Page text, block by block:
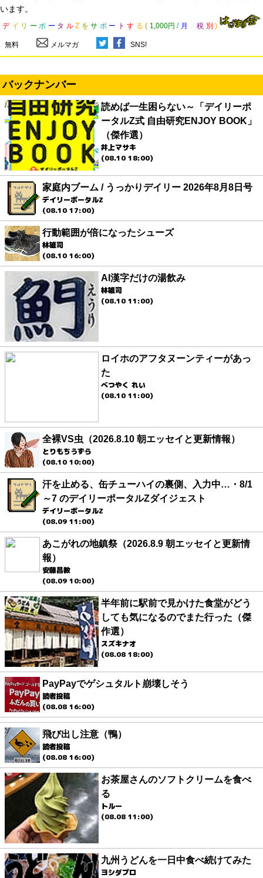
います。
デ イ リ ー ポ ー タ ル Z を サ ポ ー ト す る ( 1,000円 / 月 税 別 )
無料 メルマガ SNS!
バックナンバー
読めば一生困らない～「デイリーポ
ータルZ式 自由研究ENJOY BOOK」
（傑作選）
井上マサキ
(08.10 18:00)
家庭内ブーム / うっかりデイリー 2026年8月8日号
デイリーポータルZ
(08.10 17:00)
行動範囲が倍になったシューズ
林雄司
(08.10 16:00)
AI漢字だけの湯飲み
林雄司
(08.10 11:00)
ロイホのアフタヌーンティーがあっ
た
べつやく れい
(08.10 11:00)
全裸VS虫（2026.8.10 朝エッセイと更新情報）
とりもちうずら
(08.10 10:00)
汗を止める、缶チューハイの裏側、入力中…・8/1
～7 のデイリーポータルZダイジェスト
デイリーポータルZ
(08.09 11:00)
あこがれの地鎮祭（2026.8.9 朝エッセイと更新情
報）
安藤昌教
(08.09 10:00)
半年前に駅前で見かけた食堂がどう
しても気になるのでまた行った（傑
作選）
スズキナオ
(08.08 18:00)
PayPayでゲシュタルト崩壊しそう
読者投稿
(08.08 16:00)
飛び出し注意（鴨）
読者投稿
(08.08 16:00)
お茶屋さんのソフトクリームを食べ
る
トルー
(08.08 11:00)
九州うどんを一日中食べ続けてみた
ヨシダプロ